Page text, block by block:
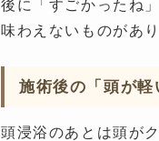
後に「すごかったね
味わえないものがあり
施術後の「頭が
頭浸浴のあとは頭が